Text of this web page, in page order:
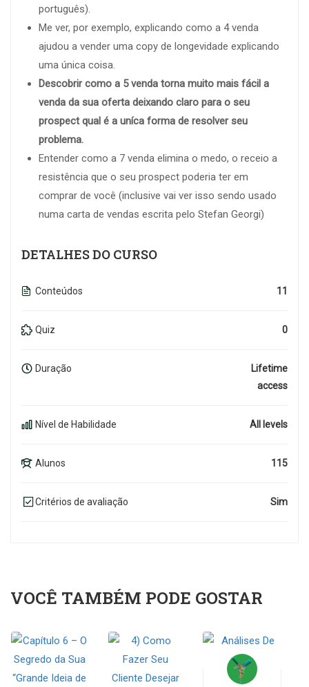
português).
Me ver, por exemplo, explicando como a 4 venda
ajudou a vender uma copy de longevidade explicando
uma única coisa.
Descobrir como a 5 venda torna muito mais fácil a
venda da sua oferta deixando claro para o seu
prospect qual é a uníca forma de resolver seu
problema.
Entender como a 7 venda elimina o medo, o receio a
resistência que o seu prospect poderia ter em
comprar de você (inclusive vai ver isso sendo usado
numa carta de vendas escrita pelo Stefan Georgi)
DETALHES DO CURSO
Conteúdos 11
Quiz 0
Duração
Lifetime
access
Nível de Habilidade All levels
Alunos 115
Critérios de avaliação Sim
VOCÊ TAMBÉM PODE GOSTAR